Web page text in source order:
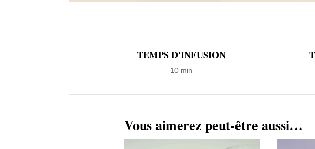
TEMPS D'INFUSION
10 min
Vous aimerez peut-être aussi…